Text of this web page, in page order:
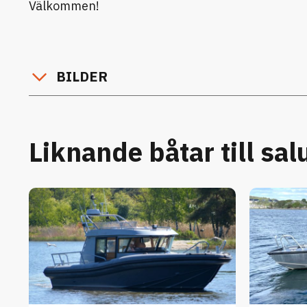
Välkommen!
BILDER
Liknande båtar till